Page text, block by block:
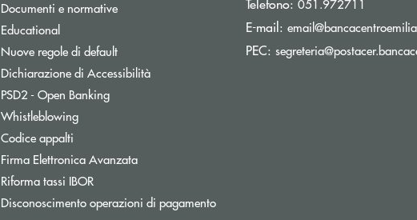
Documenti e normative
Educational
Nuove regole di default
Dichiarazione di Accessibilità
PSD2 - Open Banking
Whistleblowing
Codice appalti
Firma Elettronica Avanzata
Riforma tassi IBOR
Disconoscimento operazioni di pagamento
051.972711
E-mail:
PEC: